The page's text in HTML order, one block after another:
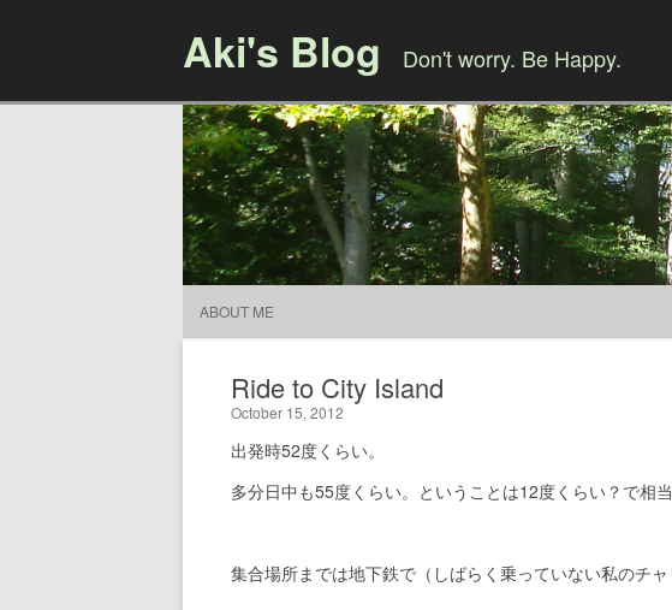
Aki's Blog Don't worry. Be Happy.
ABOUT ME
Ride to City Island
October 15, 2012
出発時52度くらい。
多分日中も55度くらい。ということは12度くらい？で相当
集合場所までは地下鉄で（しばらく乗っていない私のチャ